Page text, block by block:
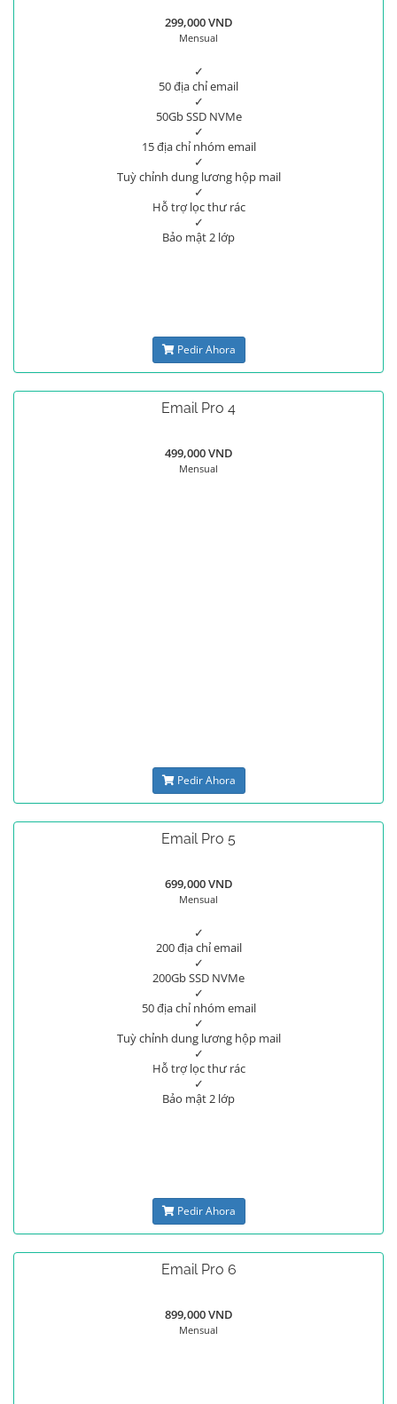
299,000 VND
Mensual
✓
50 địa chỉ email
✓
50Gb SSD NVMe
✓
15 địa chỉ nhóm email
✓
Tuỳ chỉnh dung lương hộp mail
✓
Hỗ trợ lọc thư rác
✓
Bảo mật 2 lớp
Pedir Ahora
Email Pro 4
499,000 VND
Mensual
Pedir Ahora
Email Pro 5
699,000 VND
Mensual
✓
200 địa chỉ email
✓
200Gb SSD NVMe
✓
50 địa chỉ nhóm email
✓
Tuỳ chỉnh dung lương hộp mail
✓
Hỗ trợ lọc thư rác
✓
Bảo mật 2 lớp
Pedir Ahora
Email Pro 6
899,000 VND
Mensual